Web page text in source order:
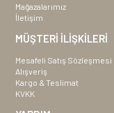
Mağazalarımız
İletişim
MÜŞTERİ İLİŞKİLERİ
Mesafeli Satış Sözleşmesi
Alışveriş
Kargo & Teslimat
KVKK